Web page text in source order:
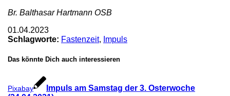
Br. Balthasar Hartmann OSB
01.04.2023
Schlagworte: Fastenzeit, Impuls
Das könnte Dich auch interessieren
Pixabay
Impuls am Samstag der 3. Osterwoche